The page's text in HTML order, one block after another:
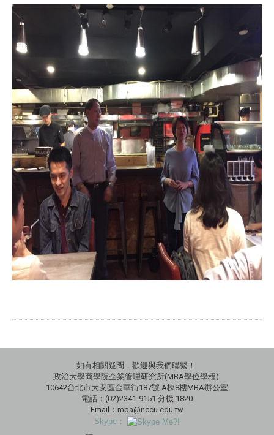
如有相關疑問，歡迎與我們聯繫！
政治大學商學院企業管理研究所(MBA學位學程)
10642台北市大安區金華街187號 A棟8樓MBA辦公室
電話：(02)2341-9151 分機 1820
Email：mba@nccu.edu.tw
Skype：